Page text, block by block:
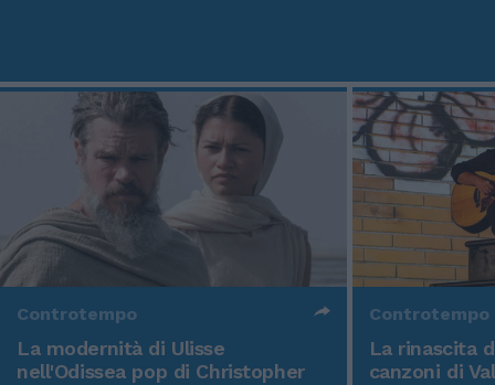
Controtempo
La modernità di Ulisse
nell'Odissea pop di Christopher
Controtempo
La rinascita
canzoni di